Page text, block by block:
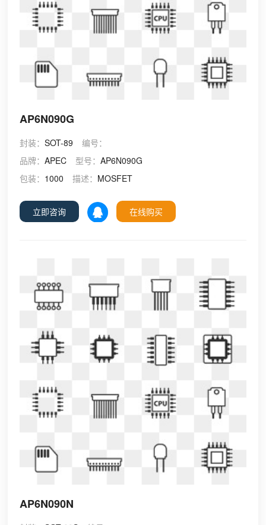
AP6N090G
封装：SOT-89
编号：
品牌：APEC 型号：AP6N090G
包装： 1000 描述： MOSFET
立即咨询 在线购买
AP6N090N